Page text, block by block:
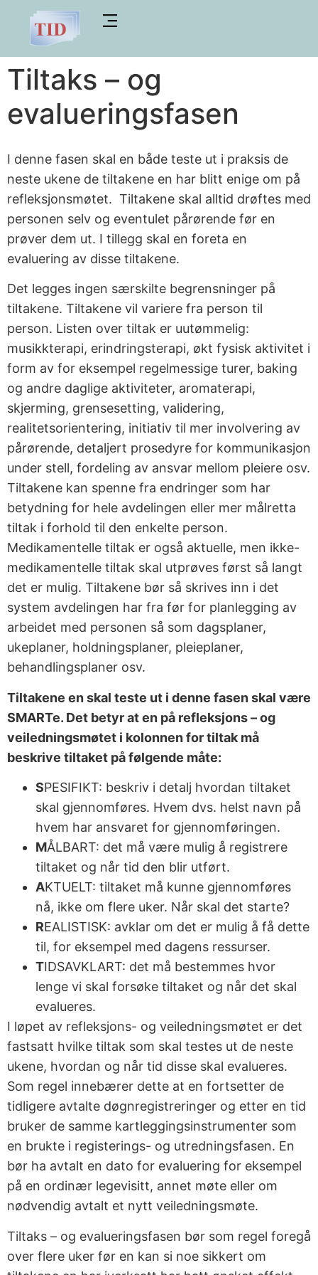
Tiltaks – og
evalueringsfasen
I denne fasen skal en både teste ut i praksis de
neste ukene de tiltakene en har blitt enige om på
refleksjonsmøtet. Tiltakene skal alltid drøftes med
personen selv og eventulet pårørende før en
prøver dem ut. I tillegg skal en foreta en
evaluering av disse tiltakene.
Det legges ingen særskilte begrensninger på
tiltakene. Tiltakene vil variere fra person til
person. Listen over tiltak er uutømmelig:
musikkterapi, erindringsterapi, økt fysisk aktivitet i
form av for eksempel regelmessige turer, baking
og andre daglige aktiviteter, aromaterapi,
skjerming, grensesetting, validering,
realitetsorientering, initiativ til mer involvering av
pårørende, detaljert prosedyre for kommunikasjon
under stell, fordeling av ansvar mellom pleiere osv.
Tiltakene kan spenne fra endringer som har
betydning for hele avdelingen eller mer målretta
tiltak i forhold til den enkelte person.
Medikamentelle tiltak er også aktuelle, men ikke-
medikamentelle tiltak skal utprøves først så langt
det er mulig. Tiltakene bør så skrives inn i det
system avdelingen har fra før for planlegging av
arbeidet med personen så som dagsplaner,
ukeplaner, holdningsplaner, pleieplaner,
behandlingsplaner osv.
Tiltakene en skal teste ut i denne fasen skal være
SMARTe. Det betyr at en på refleksjons – og
veiledningsmøtet i kolonnen for tiltak må
beskrive tiltaket på følgende måte:
SPESIFIKT: beskriv i detalj hvordan tiltaket
skal gjennomføres. Hvem dvs. helst navn på
hvem har ansvaret for gjennomføringen.
MÅLBART: det må være mulig å registrere
tiltaket og når tid den blir utført.
AKTUELT: tiltaket må kunne gjennomføres
nå, ikke om flere uker. Når skal det starte?
REALISTISK: avklar om det er mulig å få dette
til, for eksempel med dagens ressurser.
TIDSAVKLART: det må bestemmes hvor
lenge vi skal forsøke tiltaket og når det skal
evalueres.
I løpet av refleksjons- og veiledningsmøtet er det
fastsatt hvilke tiltak som skal testes ut de neste
ukene, hvordan og når tid disse skal evalueres.
Som regel innebærer dette at en fortsetter de
tidligere avtalte døgnregistreringer og etter en tid
bruker de samme kartleggingsinstrumenter som
en brukte i registerings- og utredningsfasen. En
bør ha avtalt en dato for evaluering for eksempel
på en ordinær legevisitt, annet møte eller om
nødvendig avtalt et nytt veiledningsmøte.
Tiltaks – og evalueringsfasen bør som regel foregå
over flere uker før en kan si noe sikkert om